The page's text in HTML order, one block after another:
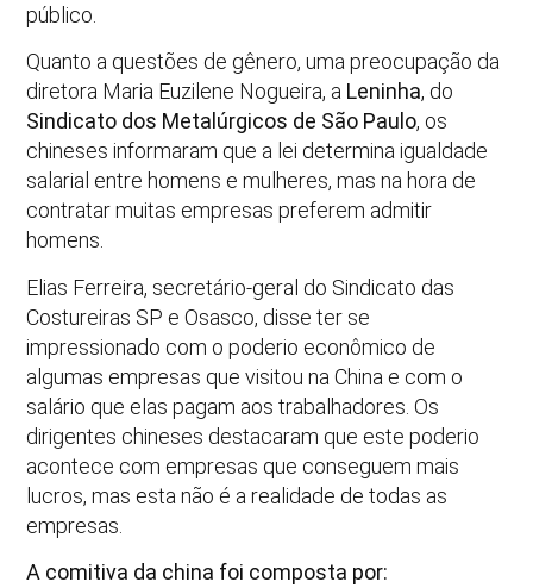
público.
Quanto a questões de gênero, uma preocupação da
diretora Maria Euzilene Nogueira, a Leninha, do
Sindicato dos Metalúrgicos de São Paulo, os
chineses informaram que a lei determina igualdade
salarial entre homens e mulheres, mas na hora de
contratar muitas empresas preferem admitir
homens.
Elias Ferreira, secretário-geral do Sindicato das
Costureiras SP e Osasco, disse ter se
impressionado com o poderio econômico de
algumas empresas que visitou na China e com o
salário que elas pagam aos trabalhadores. Os
dirigentes chineses destacaram que este poderio
acontece com empresas que conseguem mais
lucros, mas esta não é a realidade de todas as
empresas.
A comitiva da china foi composta por: